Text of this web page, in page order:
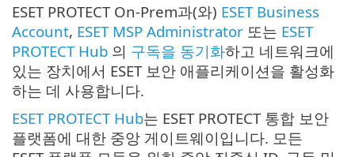
ESET PROTECT On-Prem과(와) ESET Business
Account, ESET MSP Administrator 또는 ESET
PROTECT Hub 의 구독을 동기화하고 네트워크에
있는 장치에서 ESET 보안 애플리케이션을 활성화
하는 데 사용합니다.
ESET PROTECT Hub는 ESET PROTECT 통합 보안
플랫폼에 대한 중앙 게이트웨이입니다. 모든